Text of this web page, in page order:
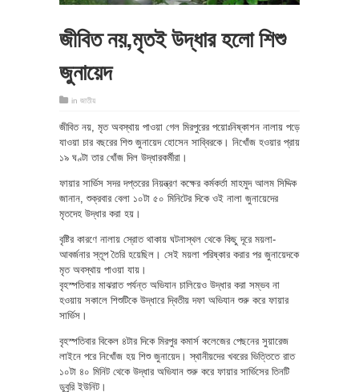
জীবিত নয়,মৃতই উদ্ধার হলো শিশু
জুনায়েদ
in জাতীয়
জীবিত নয়, মৃত অবস্থায় পাওয়া গেল মিরপুরের পয়োঃনিষ্কাশন নালায় পড়ে
যাওয়া চার বছরের শিশু জুনায়েদ হোসেন সাব্বিরকে। নিখোঁজ হওয়ার প্রায়
১৯ ঘণ্টা তার খোঁজ দিল উদ্ধারকর্মীরা।
ফায়ার সার্ভিস সদর দপ্তরের নিয়ন্ত্রণ কক্ষের কর্মকর্তা মাহমুদ আলম সিদ্দিক
জানান, শুক্রবার বেলা ১০টা ৫০ মিনিটের দিকে ওই নালা জুনায়েদের
মৃতদেহ উদ্ধার করা হয়।
বৃষ্টির কারণে নালায় স্রোত থাকায় ঘটনাস্থল থেকে কিছু দূরে ময়লা-
আবর্জনার স্তূপ তৈরি হয়েছিল। সেই ময়লা পরিষ্কার করার পর জুনায়েদকে
মৃত অবস্থায় পাওয়া যায়।
বৃহস্পতিবার মাঝরাত পর্যন্ত অভিযান চালিয়েও উদ্ধার করা সম্ভব না
হওয়ায় সকালে শিশুটিকে উদ্ধারে দ্বিতীয় দফা অভিযান শুরু করে ফায়ার
সার্ভিস।
বৃহস্পতিবার বিকেল ৪টার দিকে মিরপুর কমার্স কলেজের পেছনের সুয়ারেজ
লাইনে পরে নিখোঁজ হয় শিশু জুনায়েদ। স্থানীয়দের খবরের ভিত্তিতে রাত
১০টা ৪০ মিনিট থেকে উদ্ধার অভিযান শুরু করে ফায়ার সার্ভিসের তিনটি
ডুবুরি ইউনিট।